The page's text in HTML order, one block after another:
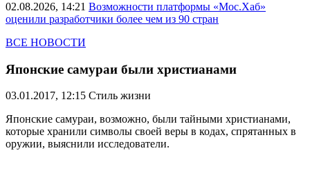
02.08.2026, 14:21 Возможности платформы «Мос.Хаб»
оценили разработчики более чем из 90 стран
ВСЕ НОВОСТИ
Японские самураи были христианами
03.01.2017, 12:15 Стиль жизни
Японские самураи, возможно, были тайными христианами,
которые хранили символы своей веры в кодах, спрятанных в
оружии, выяснили исследователи.